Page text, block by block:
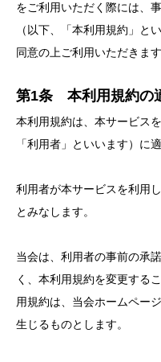
をご利用いただく際には、
（以下、「本利用規約」と
同意の上ご利用いただきま
第1条 本利用規約の
本利用規約は、本サービス
「利用者」といいます）に
利用者が本サービスを利用
とみなします。
当会は、利用者の事前の承
く、本利用規約を変更する
用規約は、当会ホームペー
生じるものとします。